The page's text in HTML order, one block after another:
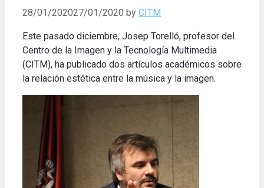
28/01/202027/01/2020 by CITM
Este pasado diciembre, Josep Torelló, profesor del
Centro de la Imagen y la Tecnología Multimedia
(CITM), ha publicado dos artículos académicos sobre
la relación estética entre la música y la imagen.